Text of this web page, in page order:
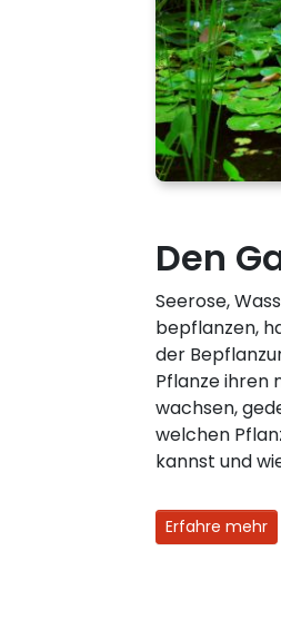
Den
Seerose,
bepflanzen,
der
Pflanze ihren
wachsen,
welchen
kannst und
Erfahre mehr